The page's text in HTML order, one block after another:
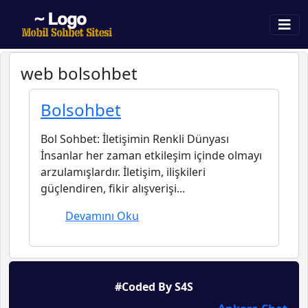
web bolsohbet
Bolsohbet
Bol Sohbet: İletişimin Renkli Dünyası
İnsanlar her zaman etkileşim içinde olmayı
arzulamışlardır. İletişim, ilişkileri
güçlendiren, fikir alışverişi...
Devamını Oku
#Coded By S4S